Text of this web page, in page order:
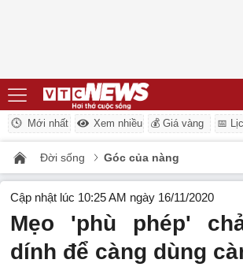
Mới nhất Xem nhiều 💰 Giá vàng 📅
Đời sống Góc của nàng
Cập nhật lúc 10:25 AM ngày 16/11/2020
Mẹo 'phù phép'
dính để càng dùng